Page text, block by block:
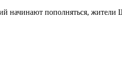
начинают пополняться,